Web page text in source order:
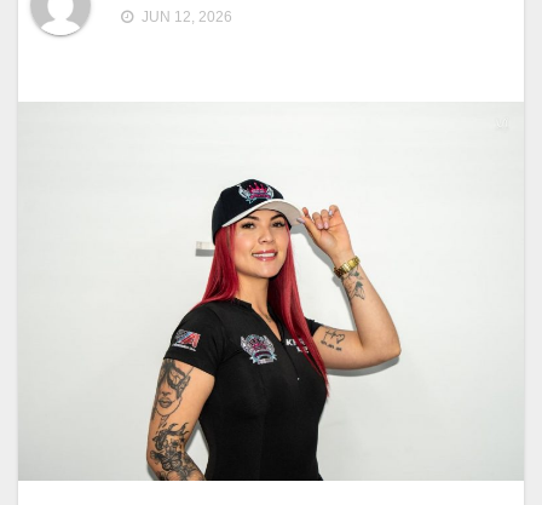
JUN 12, 2026